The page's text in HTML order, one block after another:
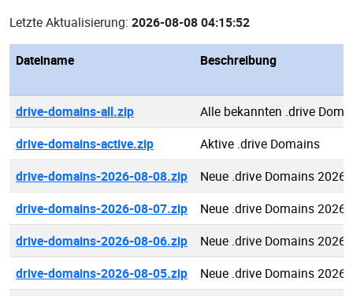
Letzte Aktualisierung: 2026-08-08 04:15:52
Dateiname Beschreibung
drive-domains-all.zip
Alle bekannten .drive
drive-domains-active.zip
Aktive .drive Domains
drive-domains-2026-08-08.zip
Neue .drive Domains 2026-
drive-domains-2026-08-07.zip
Neue .drive Domains 2026-
drive-domains-2026-08-06.zip
Neue .drive Domains 2026-
drive-domains-2026-08-05.zip
Neue .drive Domains 2026-